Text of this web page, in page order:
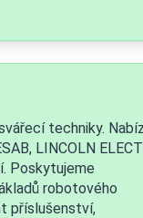
techniky.
LINCOLN
Poskytujeme
robotového
příslušenství,